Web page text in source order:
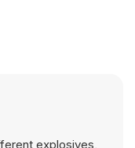
explosives,